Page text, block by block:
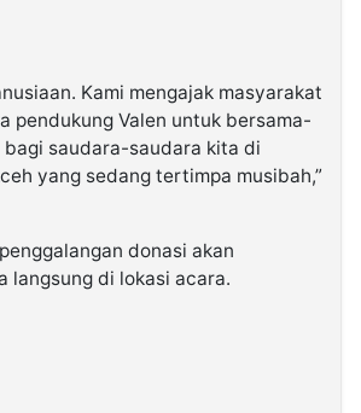
Kami mengajak masyarakat
pendukung Valen untuk bersama-
bagi saudara-saudara kita di
yang sedang tertimpa musibah,”
donasi akan
langsung di lokasi acara.